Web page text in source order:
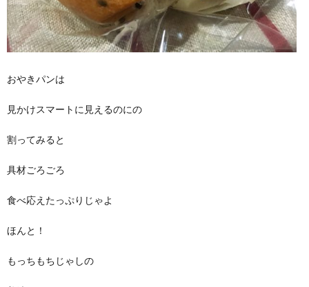
おやきパンは
見かけスマートに見えるのにの
割ってみると
具材ごろごろ
食べ応えたっぷりじゃよ
ほんと！
もっちもちじゃしの